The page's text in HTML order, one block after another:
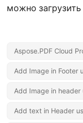
можно загрузить
Aspose.PDF Cloud
Add Image in Footer
Add Image in header
Add text in Header